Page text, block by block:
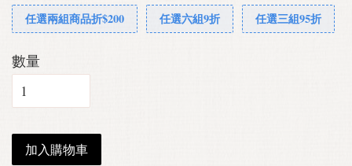
任選兩組商品折$200 任選六組9折 任選三組95折
數量
加入購物車